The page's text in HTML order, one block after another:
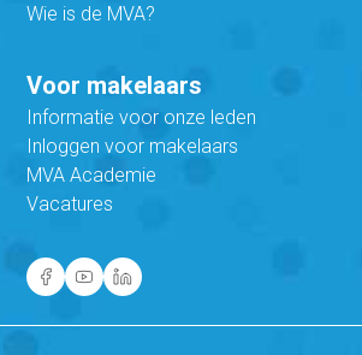
Wie is de MVA?
Voor makelaars
Informatie voor onze leden
Inloggen voor makelaars
MVA Academie
Vacatures